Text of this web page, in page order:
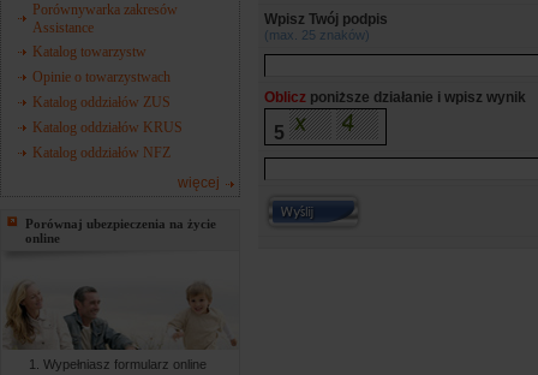
Porównywarka zakresów
Assistance
Katalog towarzystw
Opinie o towarzystwach
Katalog oddziałów ZUS
Katalog oddziałów KRUS
Katalog oddziałów NFZ
więcej
Porównaj ubezpieczenia na życie
online
Wypełniasz formularz online
Wpisz Twój podpis
(max. 25 znaków)
Oblicz poniższe działanie i wpisz wynik
5